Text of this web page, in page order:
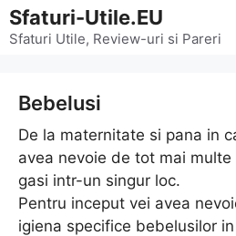
Sari
la
Sfaturi-Utile.EU
Sfaturi Utile, Review-uri si Pareri
Bebelusi
De la maternitate si pana in
avea nevoie de tot mai
gasi intr-un singur loc.
Pentru inceput vei avea
igiena specifice bebelusilor